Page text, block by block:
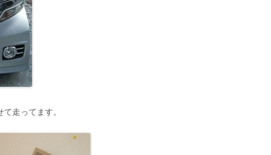
走ってます。